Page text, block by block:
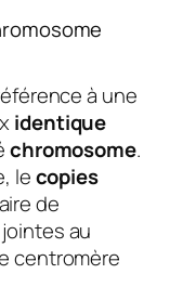
à une
identique
chromosome.
lecopies
de
au
centromère